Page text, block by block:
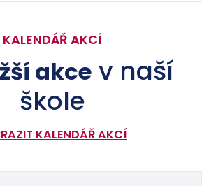
KALENDÁŘ AKCÍ
akce v naší
škole
KALENDÁŘ AKCÍ